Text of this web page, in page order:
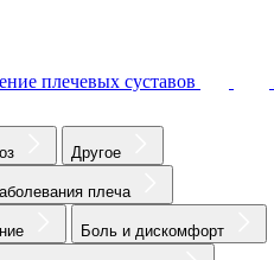
плечевых суставов
Другое
плеча
Боль и дискомфорт